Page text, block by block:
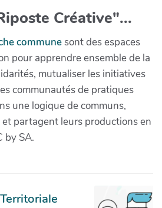
Créative"...
communesont des espaces
pour apprendre ensemble de la
mutualiser les initiatives
communautés de pratiques
une logique de communs,
partagent leurs productions en
by SA.